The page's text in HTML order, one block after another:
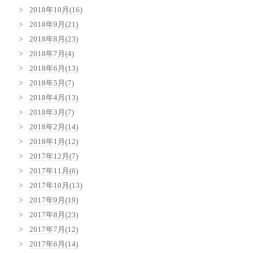
2018年10月(16)
2018年9月(21)
2018年8月(23)
2018年7月(4)
2018年6月(13)
2018年5月(7)
2018年4月(13)
2018年3月(7)
2018年2月(14)
2018年1月(12)
2017年12月(7)
2017年11月(6)
2017年10月(13)
2017年9月(19)
2017年8月(23)
2017年7月(12)
2017年6月(14)